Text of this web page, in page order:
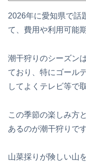
2026年に愛知県で話
て、費用や利用可能
潮干狩りのシーズン
ており、特にゴール
してよくテレビ等で
この季節の楽しみ方
あるのが潮干狩りです
山菜採りが険しい山